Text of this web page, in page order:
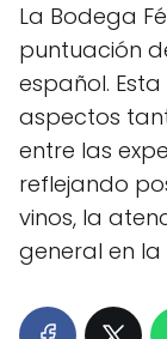
La Bodega
puntuación
español.
aspectos
entre las
reflejando
vinos, la
general en